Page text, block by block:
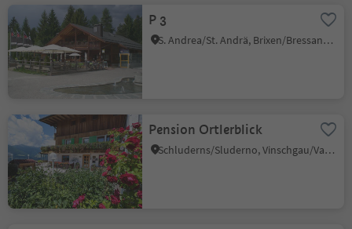
P 3
S. Andrea/St. Andrä, Brixen/Bressanone, Brixen/Bressanone and environs
Pension Ortlerblick
Schluderns/Sluderno, Vinschgau/Val Venosta